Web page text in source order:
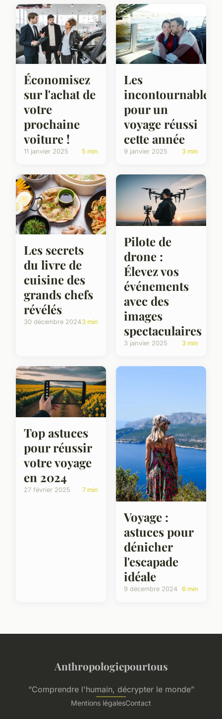
Économisez
sur l'achat de
votre
prochaine
voiture !
11 janvier 2025 5 min
Les
incontournables
pour un
voyage réussi
cette année
9 janvier 2025 3 min
Les secrets
du livre de
cuisine des
grands chefs
révélés
30 décembre 20243 min
Pilote de
drone :
Élevez vos
événements
avec des
images
spectaculaires
3 janvier 2025 3 min
Top astuces
pour réussir
votre voyage
en 2024
27 février 2025 7 min
Voyage :
astuces pour
dénicher
l'escapade
idéale
9 décembre 2024 6 min
Anthropologiepourtous
“Comprendre l'humain, décrypter le monde”
Mentions légalesContact